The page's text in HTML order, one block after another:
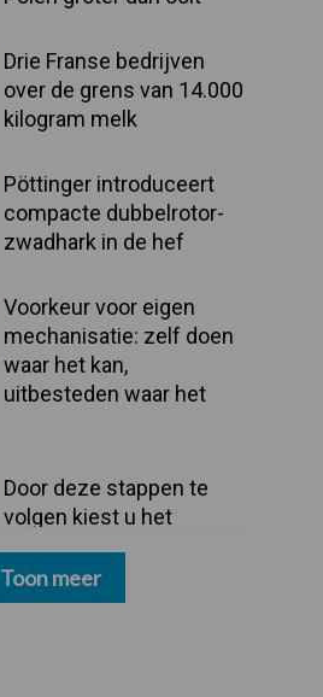
Drie Franse bedrijven
over de grens van 14.000
kilogram melk
Pöttinger introduceert
compacte dubbelrotor-
zwadhark in de hef
Voorkeur voor eigen
mechanisatie: zelf doen
waar het kan,
uitbesteden waar het
Door deze stappen te
volgen kiest u het
dipmiddel dat bij uw
bedrijf past
Toon meer